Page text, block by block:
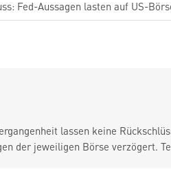
Fed-Aussagen lasten auf US-
lassen keine
der jeweiligen Börse verzögert.